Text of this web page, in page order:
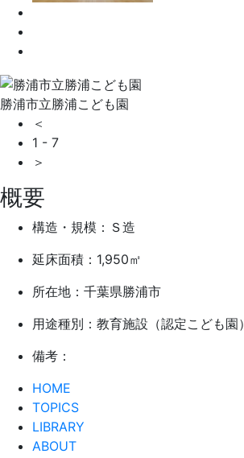
勝浦市立勝浦こども園
＜
1 - 7
＞
概要
構造・規模：Ｓ造
延床面積：1,950㎡
所在地：千葉県勝浦市
用途種別：教育施設（認定こども園）
備考：
HOME
TOPICS
LIBRARY
ABOUT